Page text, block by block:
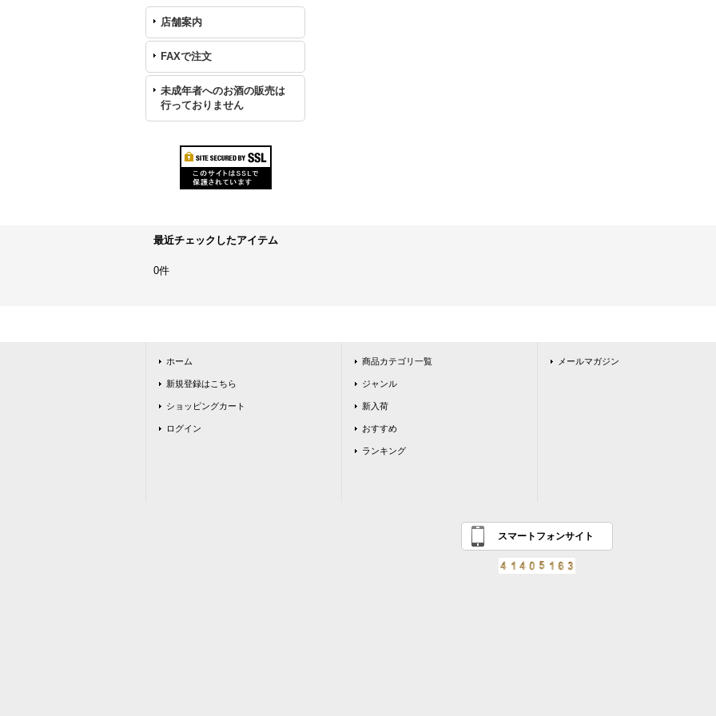
店舗案内
FAXで注文
未成年者へのお酒の販売は
行っておりません
最近チェックしたアイテム
0件
ホーム
新規登録はこちら
ショッピングカート
ログイン
商品カテゴリ一覧
ジャンル
新入荷
おすすめ
ランキング
メールマガジン
スマートフォンサイト